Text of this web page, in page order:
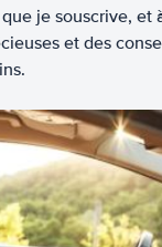
je souscrive,
et des